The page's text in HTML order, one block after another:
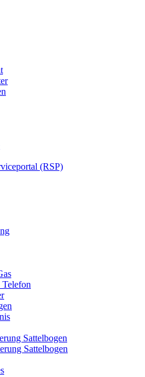
(RSP)
Telefon
Sattelbogen
Sattelbogen